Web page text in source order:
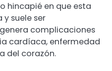
hincapié en que esta
suele ser
complicaciones
cardíaca, enfermedad
del corazón.